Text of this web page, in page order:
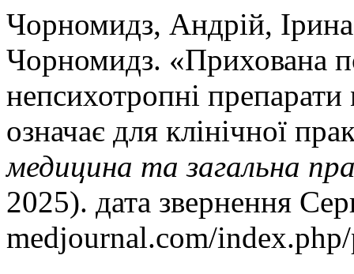
Чорномидз, Андрій,
Чорномидз. «Прихована
непсихотропні
означає для клінічної
медицина та загальна
2025). дата звернення
medjournal.com/